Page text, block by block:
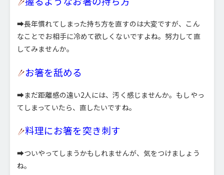
➡長年慣れてしまった持ち方を直すのは大変ですが、こん
なことでお相手に冷めて欲しくないですよね。努力して直
してみませんか。
お箸を舐める
➡まだ距離感の遠い2人には、汚く感じませんか。もしやっ
てしまっていたら、直したいですね。
料理にお箸を突き刺す
➡ついやってしまうかもしれませんが、気をつけましょう
ね。